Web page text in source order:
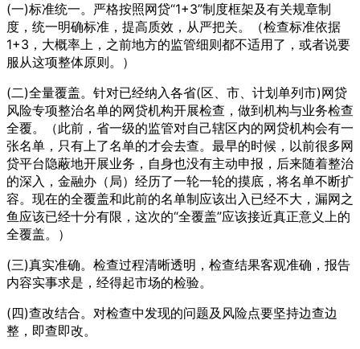
(一)标准统一。严格按照网贷“1+3”制度框架及有关规章制
度，统一明确标准，提高质效，从严把关。（检查标准依据
1+3，大概率上，之前地方的监管细则都不适用了，或者说要
服从这项整体原则。）
(二)全量覆盖。针对已经纳入各省(区、市、计划单列市)网贷
风险专项整治名单的网贷机构开展检查，做到机构与业务检查
全覆。（此前，省一级的监管对自己辖区内的网贷机构会有一
张名单，只有上了名单的才会去查。最早的时候，以前很多网
贷平台隐蔽地开展业务，自身也没有主动申报，后来随着整治
的深入，金融办（局）经历了一轮一轮的摸底，将名单不断扩
容。现在的全覆盖和此前的名单制应该出入已经不大，漏网之
鱼应该已经十分有限，这次的“全覆盖”应该接近真正意义上的
全覆盖。）
(三)真实准确。检查过程清晰透明，检查结果客观准确，报告
内容实事求是，经得起市场的检验。
(四)查改结合。对检查中发现的问题及风险点要坚持边查边
整，即查即改。